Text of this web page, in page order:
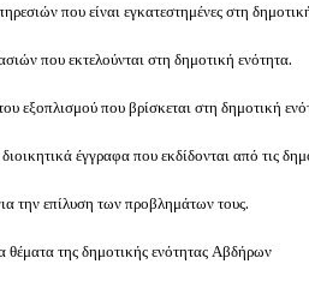
που είναι εγκατεστημένες στη
που εκτελούνται στη δημοτική ενότητα.
εξοπλισμού που βρίσκεται στη δημοτική
έγγραφα που εκδίδονται από τις
την επίλυση των προβλημάτων τους.
της δημοτικής ενότητας Αβδήρων